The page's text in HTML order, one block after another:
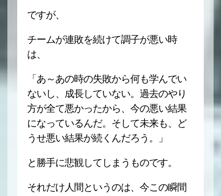
ですが、
チームが連敗を続けて調子が悪い時
は、
「あ～あの時の失敗から何も学んでい
ないし、成長していない。過去のやり
方が全て悪かったから、今の悪い結果
になっているんだ。そして未来も、ど
うせ悪い結果が続くんだろう。」
と勝手に悲観してしまうものです。
それだけ人間というのは、今この瞬間